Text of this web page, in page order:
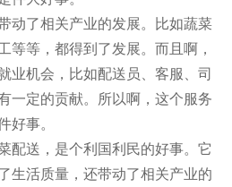
动了相关产业的发展。比如蔬菜
等等，都得到了发展。而且啊，
业机会，比如配送员、客服、司
一定的贡献。所以啊，这个服务
好事。
配送，是个利国利民的好事。它
生活质量，还带动了相关产业的